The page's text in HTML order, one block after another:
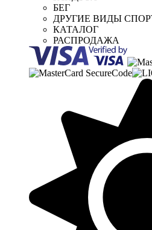
БЕГ
ДРУГИЕ ВИДЫ
КАТАЛОГ
РАСПРОДАЖА